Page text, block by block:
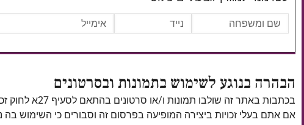
הבהרה בנוגע לשימוש בתמונות ובסרטונים
בכתבות באתר זה שולבו תמונות ו/או סרטונים בהתאם לסעיף 27א לחוק זכויות יוצרים, התשס"ח–2007.
אם אתם בעלי זכויות ביצירה המופיעה בפרסום זה וסבורים כי השימוש